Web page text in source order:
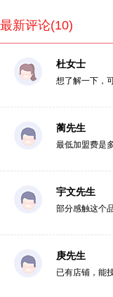
最新评论(10)
杜女士
想了解一下，
蔺先生
最低加盟费是
宇文先生
部分感触这个
庚先生
已有店铺，能